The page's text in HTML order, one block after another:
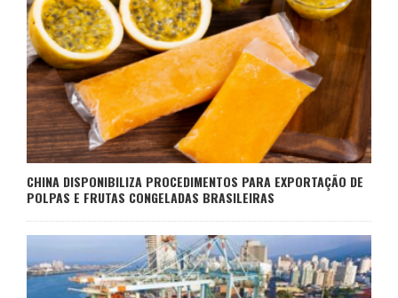
CHINA DISPONIBILIZA PROCEDIMENTOS PARA EXPORTAÇÃO DE
POLPAS E FRUTAS CONGELADAS BRASILEIRAS